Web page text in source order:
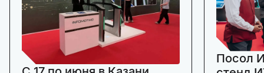
Посол